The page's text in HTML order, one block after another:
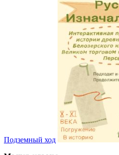
Подземный ход